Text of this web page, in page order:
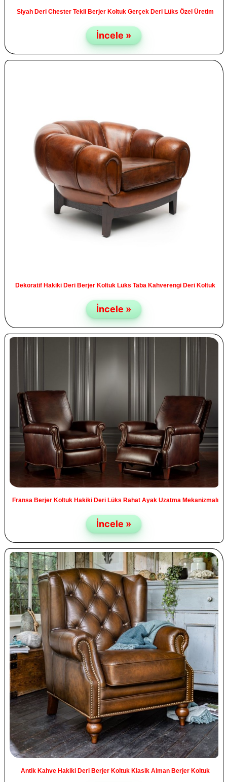
Siyah Deri Chester Tekli Berjer Koltuk Gerçek Deri Lüks Özel Üretim
İncele »
Dekoratif Hakiki Deri Berjer Koltuk Lüks Taba Kahverengi Deri Koltuk
İncele »
Fransa Berjer Koltuk Hakiki Deri Lüks Rahat Ayak Uzatma Mekanizmalı
İncele »
Antik Kahve Hakiki Deri Berjer Koltuk Klasik Alman Berjer Koltuk